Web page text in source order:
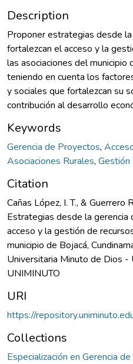
Description
Proponer estrategias desde
fortalezcan el acceso y la
las asociaciones del municipio
teniendo en cuenta los
y sociales que fortalezcan su
contribución al desarrollo
Keywords
Gerencia de Proyectos,
Asociaciones Rurales, Gestión
Citation
Cañas López, I. T., & Guerrero
Estrategias desde la
acceso y la gestión de
municipio de Bojacá,
Universitaria Minuto de Dios
UNIMINUTO
URI
https://
Collections
Especialización en Gerencia